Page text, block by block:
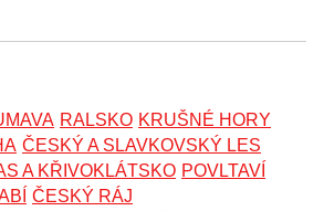
RALSKO KRUŠNÉ HORY
ČESKÝ A SLAVKOVSKÝ LES
A KŘIVOKLÁTSKO POVLTAVÍ
ČESKÝ RÁJ